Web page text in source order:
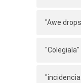
"Awe
"Colegiala"